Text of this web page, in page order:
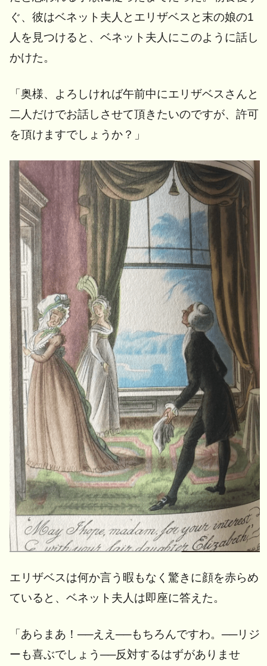
ぐ、彼はベネット夫人とエリザベスと末の娘の1
人を見つけると、ベネット夫人にこのように話し
かけた。
「奥様、よろしければ午前中にエリザベスさんと
二人だけでお話しさせて頂きたいのですが、許可
を頂けますでしょうか？」
エリザベスは何か言う暇もなく驚きに顔を赤らめ
ていると、ベネット夫人は即座に答えた。
「あらまあ！──ええ──もちろんですわ。──リジ
ーも喜ぶでしょう──反対するはずがありませ